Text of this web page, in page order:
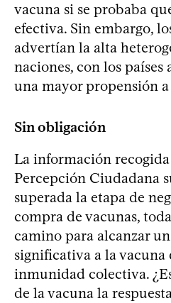
vacuna si se probaba
efectiva. Sin embargo,
advertían la alta
naciones, con los
una mayor propensión
Sin obligación
La información
Percepción Ciudadana
superada la etapa de
compra de vacunas,
camino para alcanzar
significativa a la vacuna
inmunidad colectiva.
de la vacuna la